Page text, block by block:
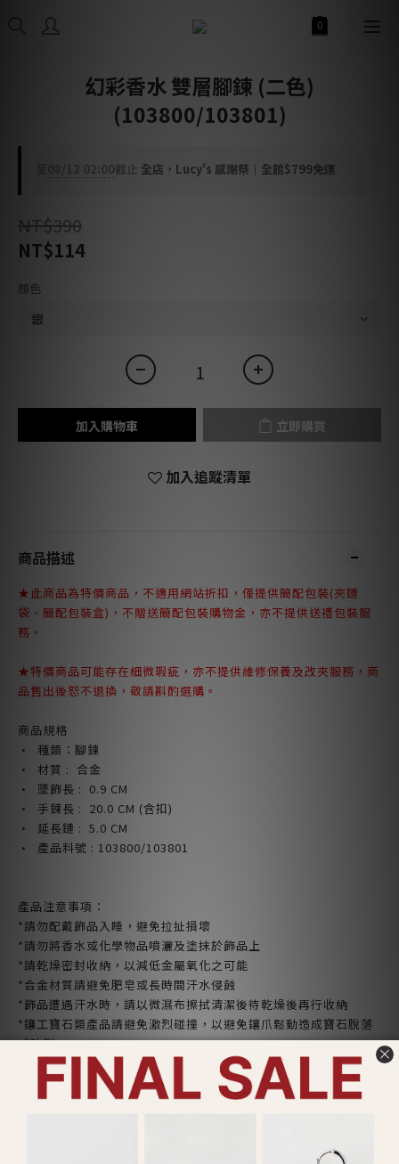
幻彩香水 雙層腳鍊 (二色)
(103800/103801)
08/12 02:00截止 全店，Lucy's 感謝祭｜全館$799免運
NT$390
NT$114
顏色
加入購物車 立即購買
加入追蹤清單
商品描述
★此商品為特價商品，不適用網站折扣，僅提供簡配包裝(夾鏈
袋、簡配包裝盒)，不贈送簡配包裝購物金，亦不提供送禮包裝服
務。
★特價商品可能存在細微瑕疵，亦不提供維修保養及改夾服務 ，商
品售出後恕不退換，敬請斟酌選購。
商品規格
· 種類：腳鍊
· 材質 : 合金
· 墜飾長 : 0.9 CM
· 手鍊長 : 20.0 CM (含扣)
· 延長鏈 : 5.0 CM
· 產品料號 : 103800/103801
產品注意事項：
*請勿配戴飾品入睡，避免拉扯損壞
*請勿將香水或化學物品噴灑及塗抹於飾品上
*請乾燥密封收納，以減低金屬氧化之可能
*合金材質請避免肥皂或長時間汗水侵蝕
*飾品遭遇汗水時，請以微濕布擦拭清潔後待乾燥後再行收納
*鑲工寶石類產品請避免激烈碰撞，以避免鑲爪鬆動造成寶石脫落
或破裂
*特殊製程之鍊身如蛇鍊等，於收納及使用時請避免不當施力造成
無法復原之折損
*依照消保法，針式耳環產品屬個人衛生用品，
拆封即無鑑賞期